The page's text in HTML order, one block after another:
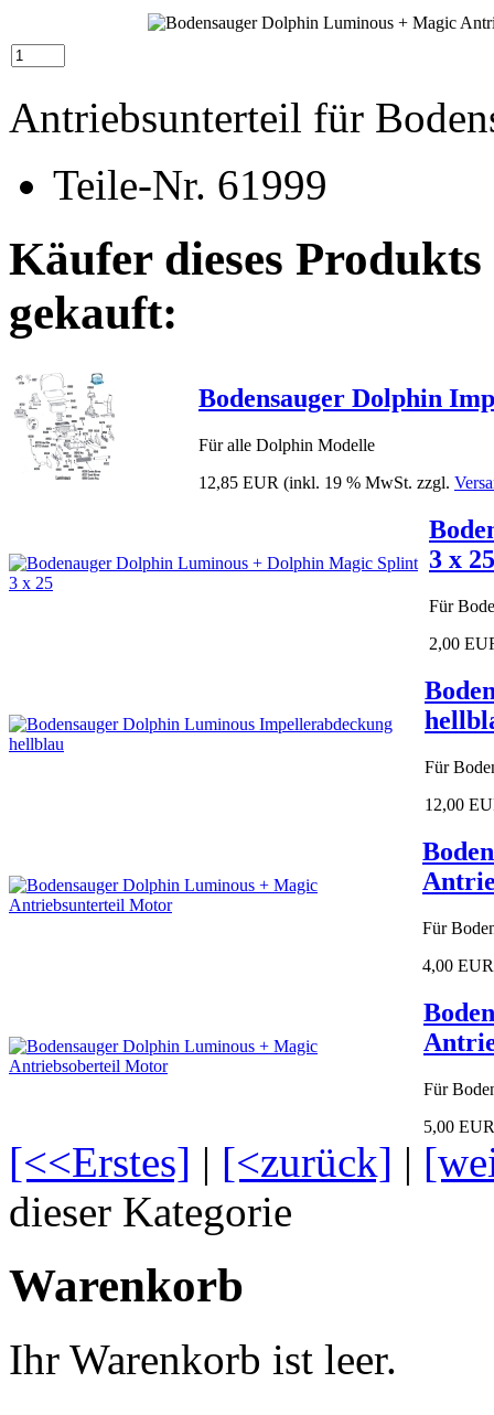
Antriebsunterteil für
Teile-Nr. 61999
Käufer dieses
gekauft:
Bodensauger Dolphin
Für alle Dolphin Modelle
12,85 EUR (inkl. 19 % MwSt. zzgl.
3 x 25
Für
2,00
Für
12,00
Für
4,00 EUR
Für
5,00 EUR
[<<Erstes] | [<zurück] |
dieser Kategorie
Warenkorb
Ihr Warenkorb ist leer.